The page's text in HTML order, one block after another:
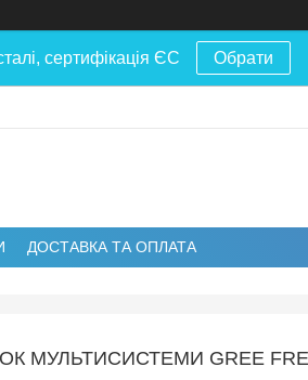
сертифікація ЄС Обрати
ДОСТАВКА ТА ОПЛАТА
МУЛЬТИСИСТЕМИ GREE FREE